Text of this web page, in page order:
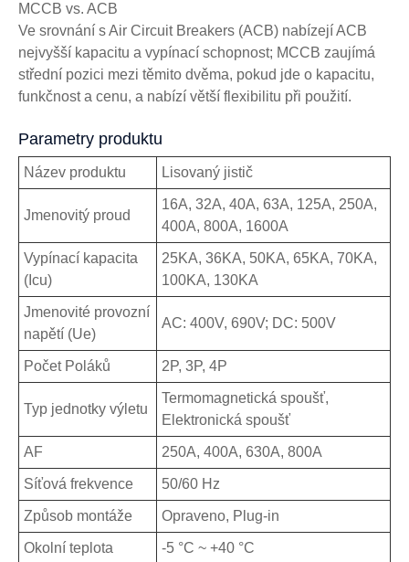
MCCB vs. ACB
Ve srovnání s Air Circuit Breakers (ACB) nabízejí ACB
nejvyšší kapacitu a vypínací schopnost; MCCB zaujímá
střední pozici mezi těmito dvěma, pokud jde o kapacitu,
funkčnost a cenu, a nabízí větší flexibilitu při použití.
Parametry produktu
Název produktu Lisovaný jistič
Jmenovitý proud
16A, 32A, 40A, 63A, 125A, 250A,
400A, 800A, 1600A
Vypínací kapacita
(Icu)
25KA, 36KA, 50KA, 65KA, 70KA,
100KA, 130KA
Jmenovité provozní
napětí (Ue)
AC: 400V, 690V; DC: 500V
Počet Poláků 2P, 3P, 4P
Typ jednotky výletu
Termomagnetická spoušť,
Elektronická spoušť
AF 250A, 400A, 630A, 800A
Síťová frekvence 50/60 Hz
Způsob montáže Opraveno, Plug-in
Okolní teplota -5 °C ~ +40 °C